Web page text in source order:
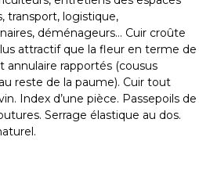
transport, logistique,
déménageurs... Cuir croûte
attractif que la fleur en terme de
annulaire rapportés (cousus
reste de la paume). Cuir tout
Index d’une pièce. Passepoils de
Serrage élastique au dos.